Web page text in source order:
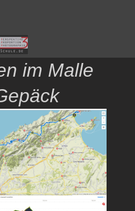
im Malle